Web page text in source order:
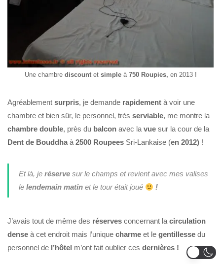
Une chambre discountet simpleà 750 Roupies, en 2013 !
Agréablement surpris, je demande rapidement à voir une
chambre et bien sûr, le personnel, très serviable, me montre la
chambre double, près du balcon avec la vue sur la cour de la
Dent de Bouddha à 2500 Roupees Sri-Lankaise (en 2012) !
Et là, je réservesur le champs et revient avec mes valises
le lendemain matinet le tour était joué !
J’avais tout de même des réserves concernant la circulation
dense à cet endroit mais l’unique charme et le gentillesse du
personnel de l’hôtel m’ont fait oublier ces dernières !